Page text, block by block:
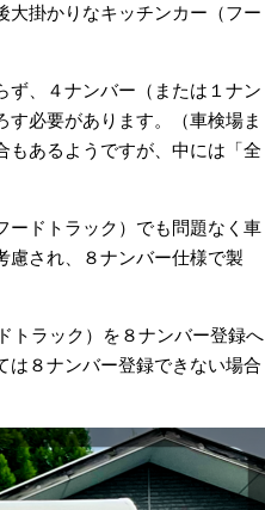
大掛かりなキッチンカー（フー
ず、４ナンバー（または１ナン
必要があります。（車検場ま
もあるようですが、中には「全
ードトラック）でも問題なく車
慮され、８ナンバー仕様で製
トラック）を８ナンバー登録へ
は８ナンバー登録できない場合